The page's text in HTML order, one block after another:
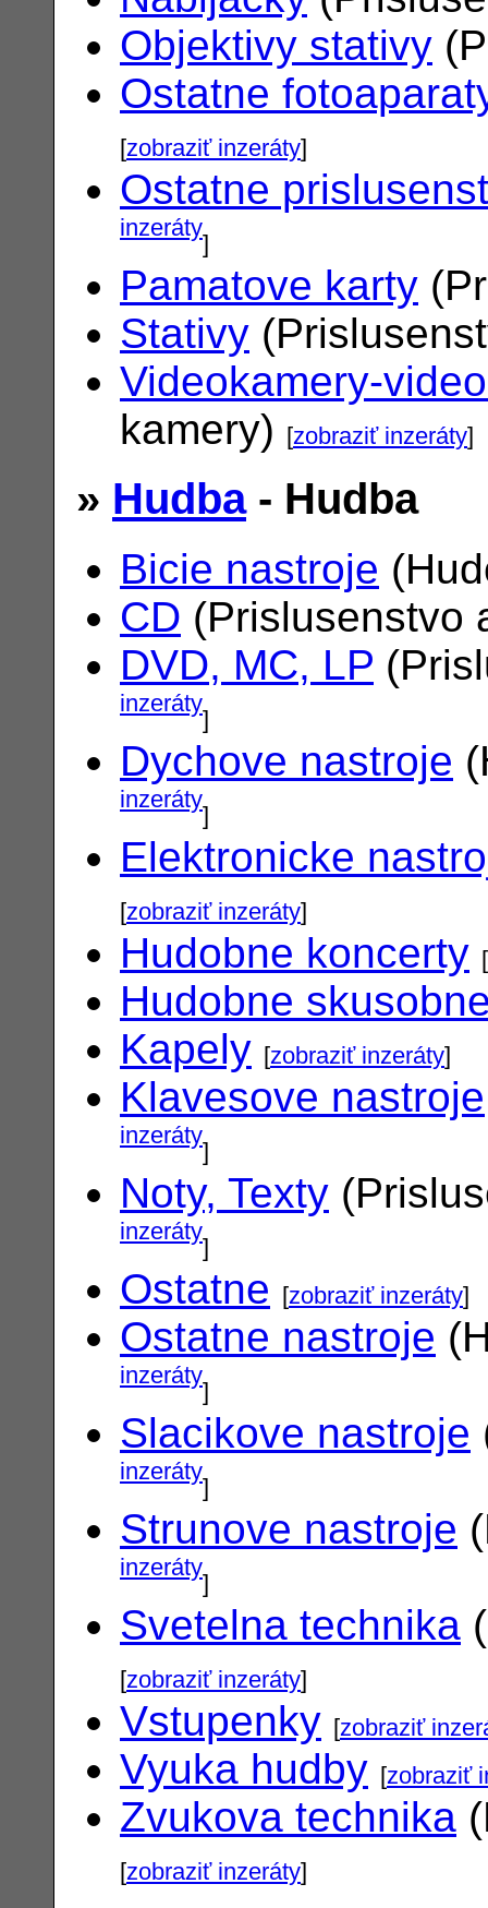
Objektivy stativy
Ostatne
[zobraziť inzeráty]
Ostatne
inzeráty]
Pamatove karty
Stativy
Videokamery-
kamery) [zobraziť inzeráty]
» Hudba- Hudba
Bicie nastroje
CD (Prislusenstvo
DVD, MC, LP
inzeráty]
Dychove nastroje
inzeráty]
Elektronicke
[zobraziť inzeráty]
Hudobne koncerty [
Hudobne
Kapely [zobraziť inzeráty]
Klavesove nastroje
inzeráty]
Noty, Texty
inzeráty]
Ostatne [zobraziť inzeráty]
Ostatne nastroje
inzeráty]
Slacikove nastroje
inzeráty]
Strunove nastroje
inzeráty]
Svetelna technika
[zobraziť inzeráty]
Vstupenky [zobraziť
Vyuka hudby [zobraziť
Zvukova technika
[zobraziť inzeráty]